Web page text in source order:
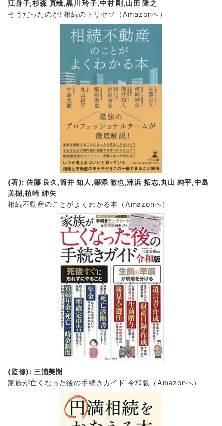
江身子,杉森 真哉,黒川 玲子,中村 剛,山田 隆之
そうだったのか! 相続のトリセツ
（Amazonへ）
(著): 佐藤 良久,筒井 知人,築添 徹也,洲浜 拓志,丸山 純平,中島
美樹,植崎 紳矢
相続不動産のことがよくわかる本（Amazonへ）
(監修): 三浦美樹
家族が亡くなった後の手続きガイド 令和版（Amazonへ）